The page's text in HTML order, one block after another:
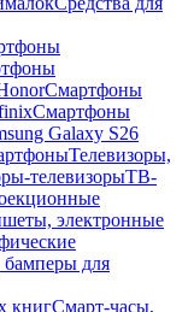
Смартфоны
Смартфоны
Galaxy S26
Телевизоры,
телевизорыТВ-
электронные
для
книгСмарт-часы,